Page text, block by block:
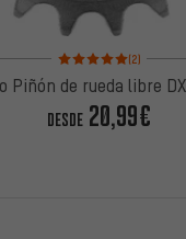
Valoración media: 5 de
(2)
Piñón de rueda libre
DESDE20,99€